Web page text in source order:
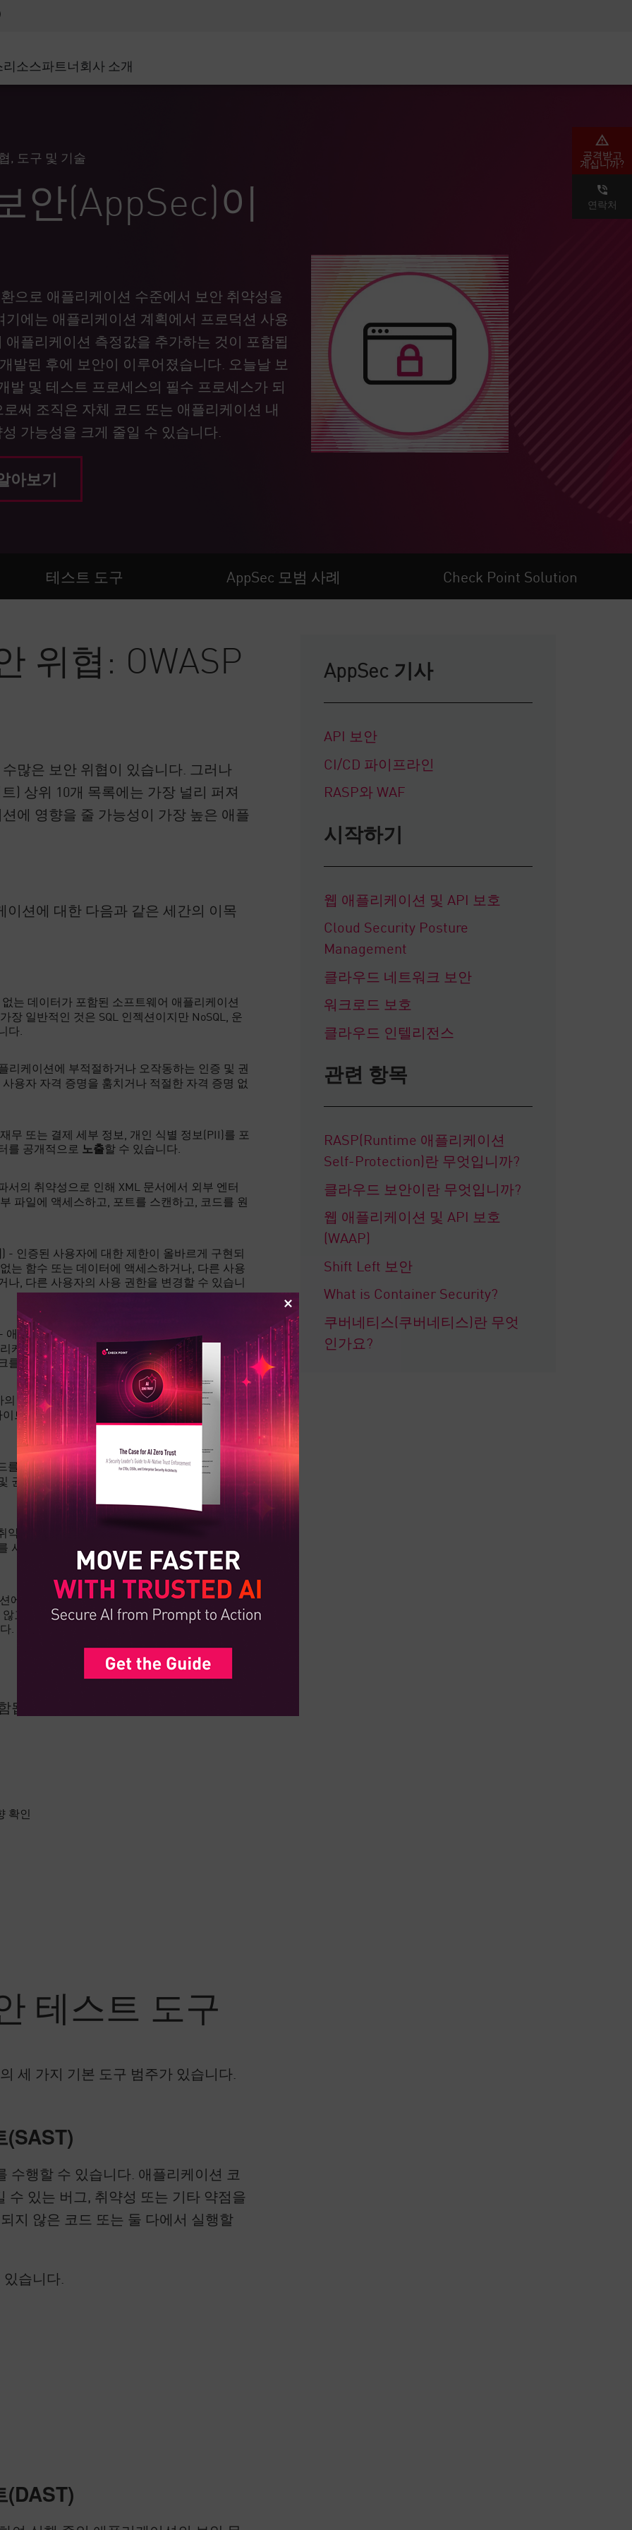
션
비스 에지(SASE)
통신사/서비스 제공업체
리소스이벤트 및 웨비나
파트너 Google Cloud Platform
회사 소개
, 도구 및 기술
안(AppSec)이
으로 애플리케이션 수준에서 보안 취약성을
에는 애플리케이션 계획에서 프로덕션 사용
플리케이션 측정값을 추가하는 것이 포함됩
발된 후에 보안이 이루어졌습니다. 오늘날 보
발 및 테스트 프로세스의 필수 프로세스가 되
써 조직은 자체 코드 또는 애플리케이션 내
가능성을 크게 줄일 수 있습니다.
아보기
테스트 도구 AppSec 모범 사례 Check Point Solution
위협: OWASP
많은 보안 위협이 있습니다. 그러나
) 상위 10개 목록에는 가장 널리 퍼져
에 영향을 줄 가능성이 가장 높은 애플
션에 대한 다음과 같은 세간의 이목
는 데이터가 포함된 소프트웨어 애플리케이션
일반적인 것은 SQL 인젝션이지만 NoSQL, 운
다.
리케이션에 부적절하거나 오작동하는 인증 및 권
용자 자격 증명을 훔치거나 적절한 자격 증명 없
무 또는 결제 세부 정보, 개인 식별 정보(PII)를 포
를 공개적으로 노출할 수 있습니다.
서의 취약성으로 인해 XML 문서에서 외부 엔터
파일에 액세스하고, 포트를 스캔하고, 코드를 원
) - 인증된 사용자에 대한 제한이 올바르게 구현되
는 함수 또는 데이터에 액세스하거나, 다른 사용
, 다른 사용자의 사용 권한을 변경할 수 있습니
애플리케이션에 보안 기능이 있더라도 잘못 구성
케이션의 기본 구성을 변경하지 않았기 때문에
를 패치하지 못한 것이 포함됩니다.
브라우저에서 악성 스크립트를 실행할 수 있습
트로 리디렉션하거나, 웹 사이트를 훼손하는 데
를 가져와 개체로 생성하는 방식에 오류가 있습
권한 있는 사용자의 활동 재생이 가능할 수 있습
성 데이터베이스가 소프트웨어
사용하는 소프트웨어(해당 구성 요소 중 하나의
에는 위반 시도를 식별하거나 기록할 수 있는 수
고 공격자가 추가 시스템을 손상시키기 위해 측
.
니다.
확인
테스트 도구
세 가지 기본 도구 범주가 있습니다.
(SAST)
수행할 수 있습니다. 애플리케이션 코
수 있는 버그, 취약성 또는 기타 약점을
지 않은 코드 또는 둘 다에서 실행할
습니다.
(DAST)
AppSec 기사
API 보안
CI/CD 파이프라인
RASP와 WAF
시작하기
웹 애플리케이션 및 API 보호
Cloud Security Posture
Management
클라우드 네트워크 보안
워크로드 보호
클라우드 인텔리전스
관련 항목
RASP(Runtime 애플리케이션
Self-Protection)란 무엇입니까?
클라우드 보안이란 무엇입니까?
웹 애플리케이션 및 API 보호
(WAAP)
Shift Left 보안
What is Container Security?
쿠버네티스(쿠버네티스)란 무엇
인가요?
공격받고
계십니까?
연락처